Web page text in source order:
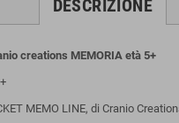
DESCRIZIONE
creations MEMORIA età 5+
MEMO LINE, di Cranio